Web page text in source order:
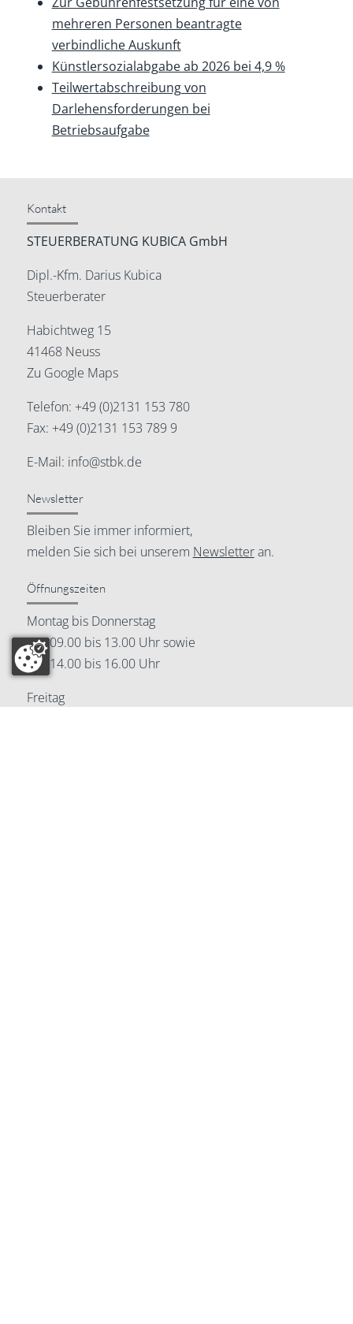
mehreren Personen beantragte
verbindliche Auskunft
Künstlersozialabgabe ab 2026 bei 4,9 %
Teilwertabschreibung von
Darlehensforderungen bei
Betriebsaufgabe
Kontakt
STEUERBERATUNG KUBICA GmbH
Dipl.-Kfm. Darius Kubica
Steuerberater
Habichtweg 15
41468 Neuss
Zu Google Maps
Telefon: +49 (0)2131 153 780
Fax: +49 (0)2131 153 789 9
E-Mail: info@stbk.de
Newsletter
Bleiben Sie immer informiert,
melden Sie sich bei unserem Newsletteran.
Öffnungszeiten
Montag bis Donnerstag
von 09.00 bis 13.00 Uhr sowie
von 14.00 bis 16.00 Uhr
Freitag